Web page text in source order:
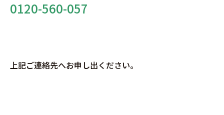
0120-560-057
上記ご連絡先へお申し出ください。